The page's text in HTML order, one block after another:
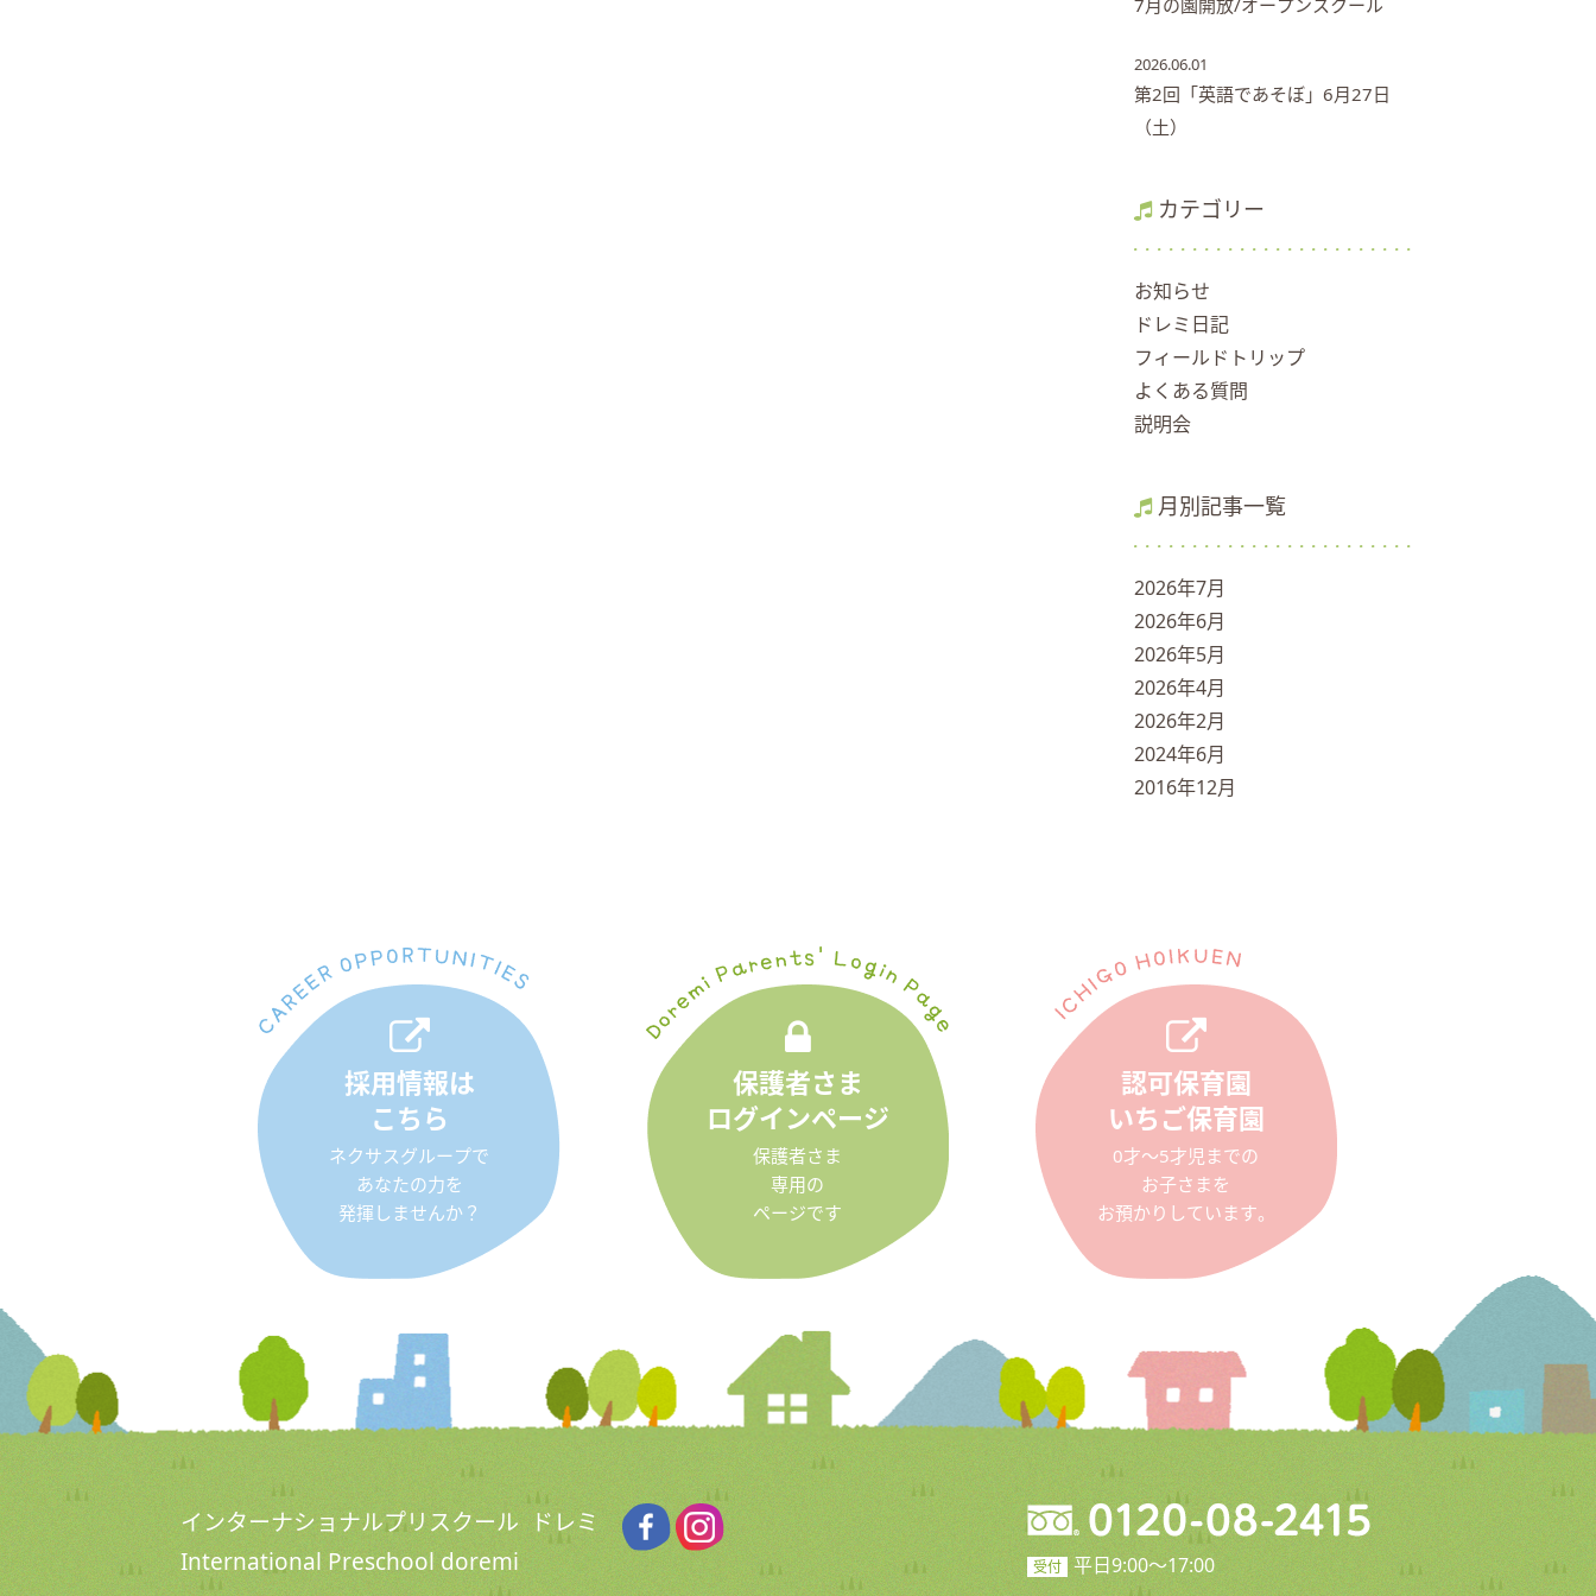
7月の園開放/オープンスクール
2026.06.01
第2回「英語であそぼ」6月27日
（土）
カテゴリー
お知らせ
ドレミ日記
フィールドトリップ
よくある質問
説明会
月別記事一覧
2026年7月
2026年6月
2026年5月
2026年4月
2026年2月
2024年6月
2016年12月
採用情報は
こちら
ネクサスグループで
あなたの力を
発揮しませんか？
保護者さま
ログインページ
保護者さま
専用の
ページです
認可保育園
いちご保育園
0才〜5才児までの
お子さまを
お預かりしています。
インターナショナルプリスクール ドレミ
International Preschool doremi
受付 平日9:00〜17:00